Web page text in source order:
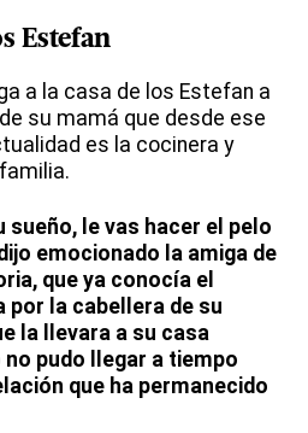
Estefan
a la casa de los Estefan a
su mamá que desde ese
es la cocinera y
sueño, le vas hacer el pelo
emocionado la amiga de
que ya conocía el
la cabellera de su
la llevara a su casa
pudo llegar a tiempo
que ha permanecido